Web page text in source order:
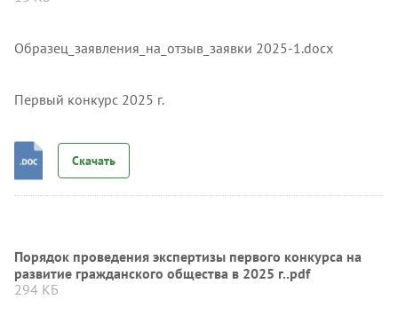
Образец_заявления_на_отзыв_заявки 2025-1.docx
Первый конкурс 2025 г.
Скачать
Порядок проведения экспертизы первого конкурса на
развитие гражданского общества в 2025 г..pdf
294 КБ